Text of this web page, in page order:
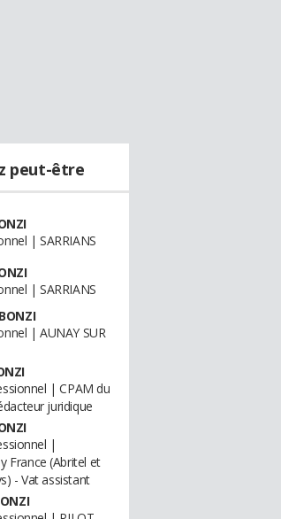
peut-être
| SARRIANS
| SARRIANS
| AUNAY SUR
| CPAM du
juridique
|
France (Abritel et
- Vat assistant